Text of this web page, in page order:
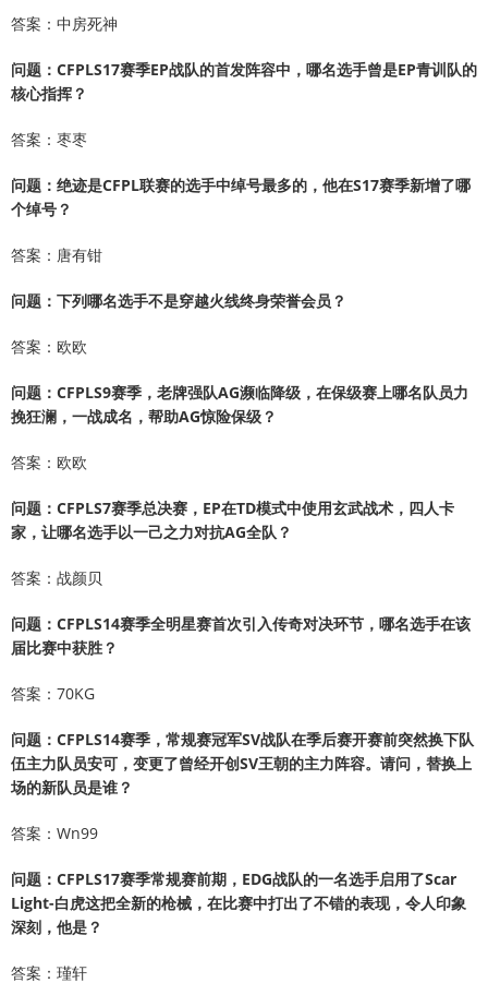
答案：中房死神
问题：CFPLS17赛季EP战队的首发阵容中，哪名选手曾是EP青训队的
核心指挥？
答案：枣枣
问题：绝迹是CFPL联赛的选手中绰号最多的，他在S17赛季新增了哪
个绰号？
答案：唐有钳
问题：下列哪名选手不是穿越火线终身荣誉会员？
答案：欧欧
问题：CFPLS9赛季，老牌强队AG濒临降级，在保级赛上哪名队员力
挽狂澜，一战成名，帮助AG惊险保级？
答案：欧欧
问题：CFPLS7赛季总决赛，EP在TD模式中使用玄武战术，四人卡
家，让哪名选手以一己之力对抗AG全队？
答案：战颜贝
问题：CFPLS14赛季全明星赛首次引入传奇对决环节，哪名选手在该
届比赛中获胜？
答案：70KG
问题：CFPLS14赛季，常规赛冠军SV战队在季后赛开赛前突然换下队
伍主力队员安可，变更了曾经开创SV王朝的主力阵容。请问，替换上
场的新队员是谁？
答案：Wn99
问题：CFPLS17赛季常规赛前期，EDG战队的一名选手启用了Scar
Light-白虎这把全新的枪械，在比赛中打出了不错的表现，令人印象
深刻，他是？
答案：瑾轩